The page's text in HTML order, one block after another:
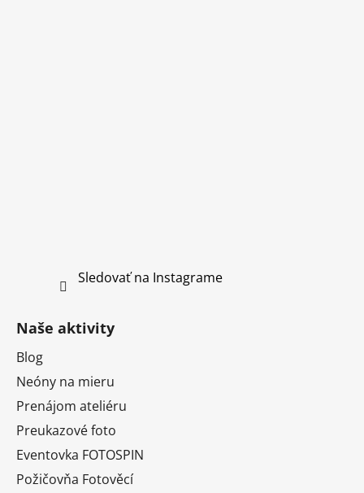
Sledovať na Instagrame
Naše aktivity
Blog
Neóny na mieru
Prenájom ateliéru
Preukazové foto
Eventovka FOTOSPIN
Požičovňa Fotověcí